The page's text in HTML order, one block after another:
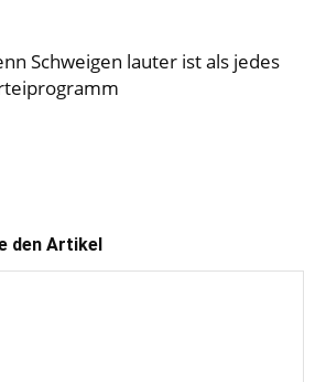
Schweigen lauter ist als jedes
den Artikel